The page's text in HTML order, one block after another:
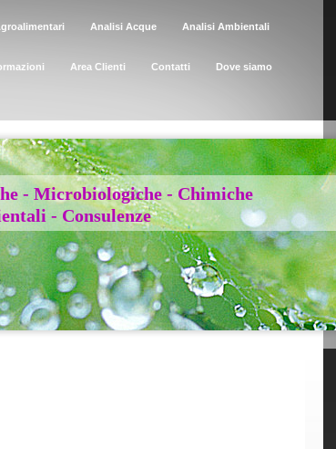
Analisi Acque Analisi Ambientali
Area Clienti Contatti Dove siamo
- Microbiologiche - Chimiche
Consulenze